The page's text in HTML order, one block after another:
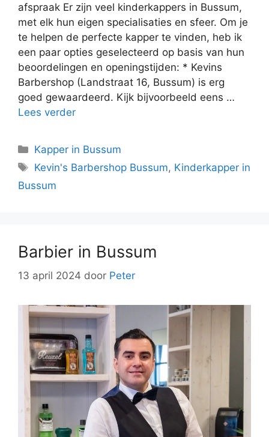
afspraak Er zijn veel kinderkappers in Bussum,
met elk hun eigen specialisaties en sfeer. Om je
te helpen de perfecte kapper te vinden, heb ik
een paar opties geselecteerd op basis van hun
beoordelingen en openingstijden: * Kevins
Barbershop (Landstraat 16, Bussum) is erg
goed gewaardeerd. Kijk bijvoorbeeld eens …
Lees verder
Kapper in Bussum
Kevin's Barbershop Bussum, Kinderkapper in
Bussum
Barbier in Bussum
13 april 2024 door Peter